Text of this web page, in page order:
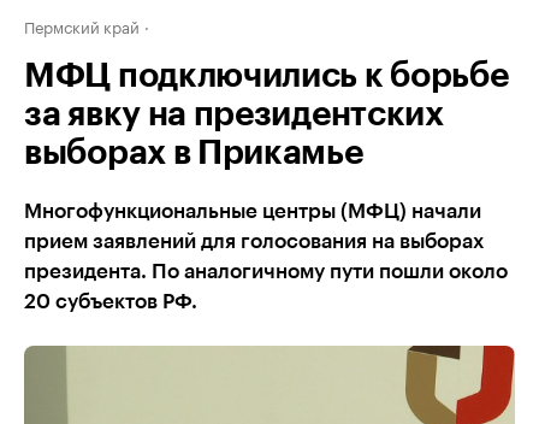
Пермский край
МФЦ подключились к борьбе
за явку на президентских
выборах в Прикамье
Многофункциональные центры (МФЦ) начали
прием заявлений для голосования на выборах
президента. По аналогичному пути пошли около
20 субъектов РФ.